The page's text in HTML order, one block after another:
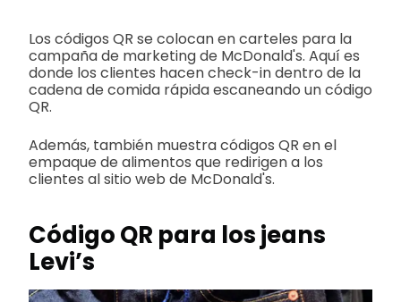
Los códigos QR se colocan en carteles para la
campaña de marketing de McDonald's. Aquí es
donde los clientes hacen check-in dentro de la
cadena de comida rápida escaneando un código
QR.
Además, también muestra códigos QR en el
empaque de alimentos que redirigen a los
clientes al sitio web de McDonald's.
Código QR para los jeans
Levi’s